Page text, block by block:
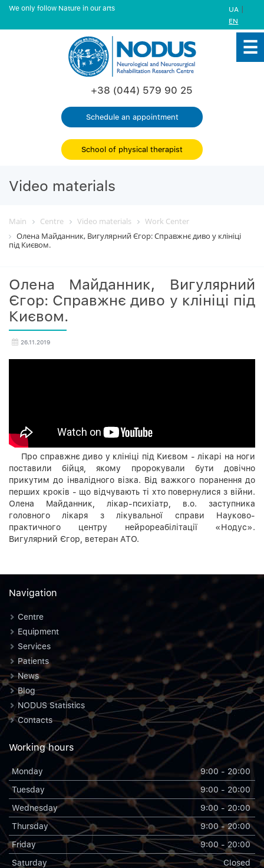
We only follow Nature in our arts UA |
EN
+38 (044) 579 90 25
Schedule an appointment
School of physical therapist
Video materials
Main Centre Video materials
Work Center
Олена Майданник, Вигулярний Єгор: Справжнє диво у клініці
під Києвом.
Олена Майданник, Вигулярний
Єгор: Справжнє диво у клініці під
Києвом.
26.11.2019
Про справжнє диво у клініці під Києвом - лікарі на ноги
поставили бійця, якому пророкували бути довічно
прикутим до інвалідного візка. Від важкого поранення до
перших кроків - що відчувають ті хто повернулися з війни.
Олена Майданник, лікар-психіатр, в.о. заступника
головного лікаря з лікувальної справи Науково-
практичного центру нейрореабілітації «Нодус».
Вигулярний Єгор, ветеран АТО.
Navigation
Centre
Equipment
Services
Patients
News
Blog
NODUS Statistics
Contacts
Working hours
Monday
9:00 - 20:00
Tuesday
9:00 - 20:00
Wednesday
9:00 - 20:00
Thursday
9:00 - 20:00
Friday
9:00 - 20:00
Saturday
Closed